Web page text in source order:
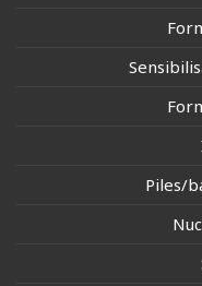
Piles/